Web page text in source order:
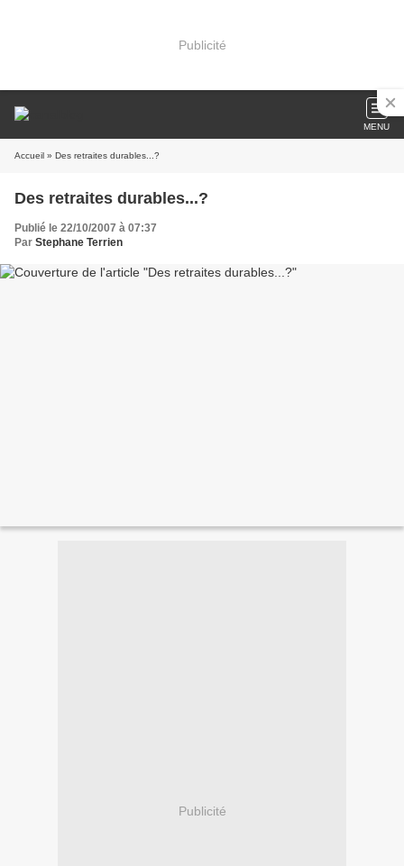
Publicité
MENU
Accueil » Des retraites durables...?
Des retraites durables...?
Publié le 22/10/2007 à 07:37
Par Stephane Terrien
Publicité